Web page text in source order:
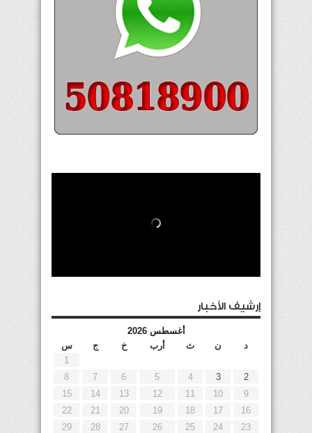
إرشيف الأخبار
أغسطس 2026
د
ن ث أرب خ ج
س
1
2
3
4
5
6
7
8
9
10
11
12
13
14
15
16
17
18
19
20
21
22
23
24
25
26
27
28
29